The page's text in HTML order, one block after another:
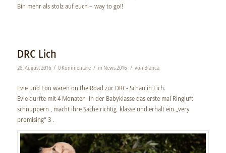
Bin mehr als stolz auf euch – way to go!!
DRC Lich
28. August 2016 / 0 Kommentare / in News 2016 / von Bianca
Evie und Lou waren on the Road zur DRC- Schau in Lich.
Evie durfte mit 4 Monaten in der Babyklasse das erste mal Ringluft
schnuppern , macht ihre Sache richtig klasse und erhält ein „very
promising“ 3 .